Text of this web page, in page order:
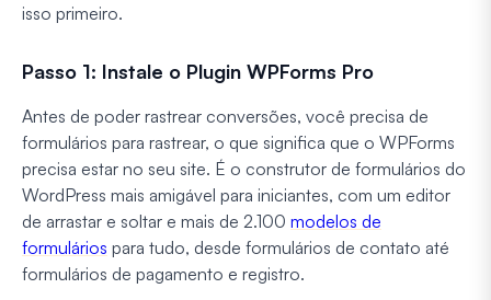
isso primeiro.
Passo 1: Instale o Plugin WPForms Pro
Antes de poder rastrear conversões, você precisa de
formulários para rastrear, o que significa que o WPForms
precisa estar no seu site. É o construtor de formulários do
WordPress mais amigável para iniciantes, com um editor
de arrastar e soltar e mais de 2.100 modelos de
formulários para tudo, desde formulários de contato até
formulários de pagamento e registro.